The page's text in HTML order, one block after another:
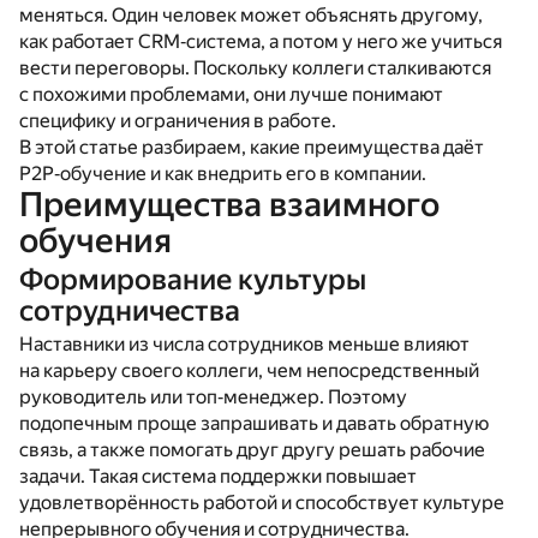
меняться. Один человек может объяснять другому,
как работает CRM‑система, а потом у него же учиться
вести переговоры. Поскольку коллеги сталкиваются
с похожими проблемами, они лучше понимают
специфику и ограничения в работе.
В этой статье разбираем, какие преимущества даёт
P2P‑обучение и как внедрить его в компании.
Преимущества взаимного
обучения
Формирование культуры
сотрудничества
Наставники из числа сотрудников меньше влияют
на карьеру своего коллеги, чем непосредственный
руководитель или топ‑менеджер. Поэтому
подопечным проще запрашивать и давать обратную
связь, а также помогать друг другу решать рабочие
задачи. Такая система поддержки повышает
удовлетворённость работой и способствует культуре
непрерывного обучения и сотрудничества.